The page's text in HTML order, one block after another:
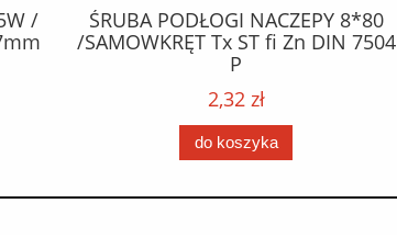
/
ŚRUBA PODŁOGI NACZEPY 8*80
/SAMOWKRĘT Tx ST fi Zn DIN 7504
P
2,32 zł
do koszyka